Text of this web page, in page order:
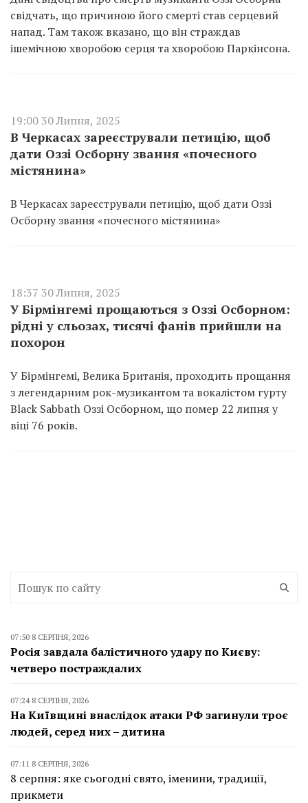
свідчать, що причиною його смерті став серцевий
напад. Там також вказано, що він страждав
ішемічною хворобою серця та хворобою Паркінсона.
19:00 30 Липня, 2025
В Черкасах зареєстрували петицію, щоб
дати Оззі Осборну звання «почесного
містянина»
В Черкасах зареєстрували петицію, щоб дати Оззі
Осборну звання «почесного містянина»
18:37 30 Липня, 2025
У Бірмінгемі прощаються з Оззі Осборном:
рідні у сльозах, тисячі фанів прийшли на
похорон
У Бірмінгемі, Велика Британія, проходить прощання
з легендарним рок-музикантом та вокалістом гурту
Black Sabbath Оззі Осборном, що помер 22 липня у
віці 76 років.
07:50 8 СЕРПНЯ, 2026
Росія завдала балістичного удару по Києву:
четверо постраждалих
07:24 8 СЕРПНЯ, 2026
На Київщині внаслідок атаки РФ загинули троє
людей, серед них – дитина
07:11 8 СЕРПНЯ, 2026
8 серпня: яке сьогодні свято, іменини, традиції,
прикмети